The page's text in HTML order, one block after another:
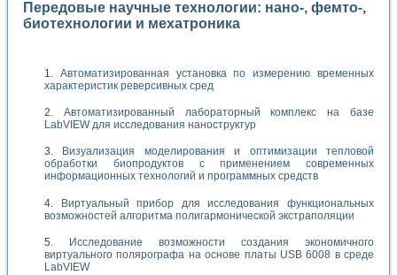
Передовые научные технологии: нано-, фемто-,
биотехнологии и мехатроника
Автоматизированная установка по измерению временных
характеристик реверсивных сред
Автоматизированный лабораторный комплекс на базе
LabVIEW для исследования наноструктур
Визуализация моделирования и оптимизации тепловой
обработки биопродуктов с применением современных
информационных технологий и программных средств
Виртуальный прибор для исследования функциональных
возможностей алгоритма полигармонической экстраполяции
Исследование возможности создания экономичного
виртуального полярографа на основе платы USB 6008 в среде
LabVIEW